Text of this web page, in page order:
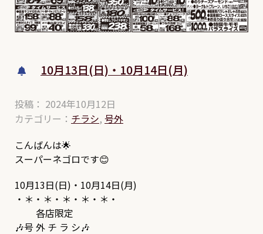
10月13日(日)・10月14日(月)
投稿： 2024年10月12日
カテゴリー： チラシ, 号外
こんばんは🌟
スーパーネゴロです😊
10月13日(日)・10月14日(月)
・＊・＊・＊・＊・＊・
各店限定
🎶号 外 チ ラ シ🎶